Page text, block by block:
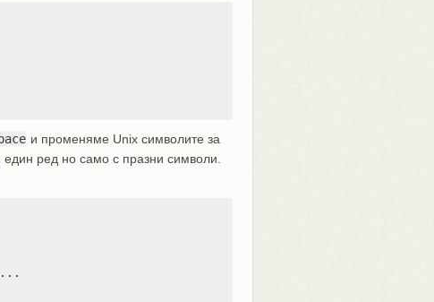
и променяме Unix символите за
ред но само с празни символи.
...